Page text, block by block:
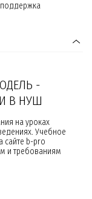
-
В НУШ
на уроках
Учебное
сайте b-pro
и требованиям